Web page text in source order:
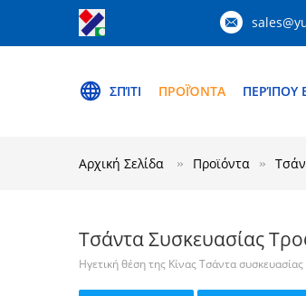
ΣΠΊΤΙ ΠΡΟΪΌΝΤΑ ΠΕΡΊΠΟΥ
Αρχική Σελίδα Προϊόντα
Τσάντα Συσκευασίας
Ηγετική θέση της Κίνας Τσάντα